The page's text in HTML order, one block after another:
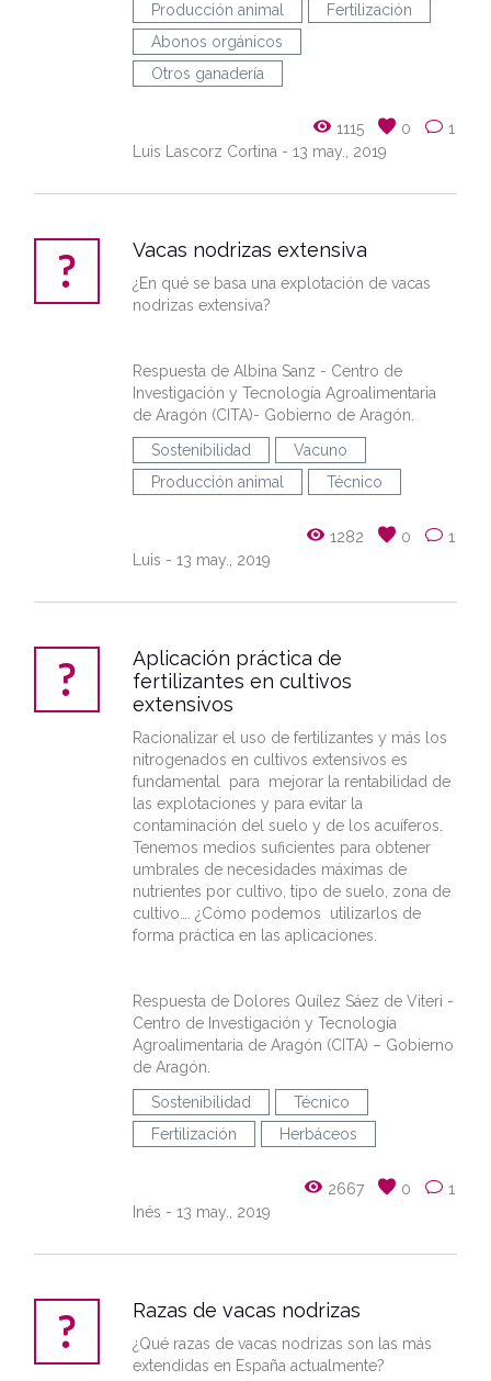
Producción animal
Fertilización
Abonos orgánicos
Otros ganadería
1115 0
1
Luis Lascorz Cortina - 13 may., 2019
Vacas nodrizas extensiva
¿En qué se basa una explotación de vacas
nodrizas extensiva?
Respuesta de Albina Sanz - Centro de
Investigación y Tecnología Agroalimentaria
de Aragón (CITA)- Gobierno de Aragón.
Sostenibilidad
Vacuno
Producción animal
Técnico
1282 0
1
Luis - 13 may., 2019
Aplicación práctica de
fertilizantes en cultivos
extensivos
Racionalizar el uso de fertilizantes y más los
nitrogenados en cultivos extensivos es
fundamental para mejorar la rentabilidad de
las explotaciones y para evitar la
contaminación del suelo y de los acuíferos.
Tenemos medios suficientes para obtener
umbrales de necesidades máximas de
nutrientes por cultivo, tipo de suelo, zona de
cultivo…. ¿Cómo podemos utilizarlos de
forma práctica en las aplicaciones.
Respuesta de Dolores Quílez Sáez de Viteri -
Centro de Investigación y Tecnología
Agroalimentaria de Aragón (CITA) – Gobierno
de Aragón.
Sostenibilidad
Técnico
Fertilización
Herbáceos
2667 0
1
Inés - 13 may., 2019
Razas de vacas nodrizas
¿Qué razas de vacas nodrizas son las más
extendidas en España actualmente?